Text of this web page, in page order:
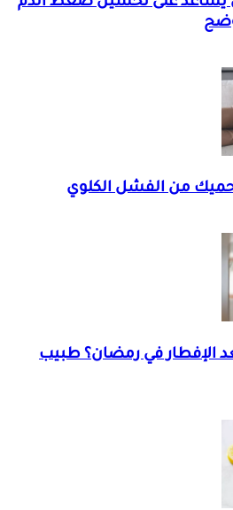
من الفشل الكلوي
الإفطار في رمضان؟ طبيب